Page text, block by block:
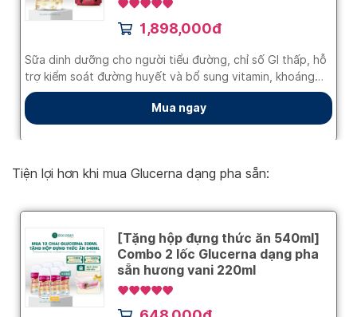
Tiện lợi hơn khi mua Glucerna dạng pha sẵn: